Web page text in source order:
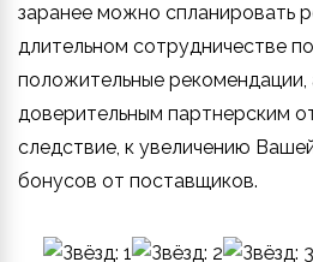
заранее можно спланировать
длительном сотрудничестве
положительные рекомендации,
доверительным партнерским
следствие, к увеличению
бонусов от поставщиков.